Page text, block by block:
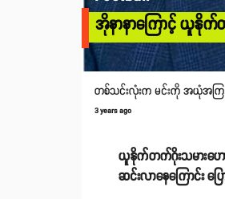
အိုနာနာကြောင့် ယူနိုက်တ
တစ်သင်းလုံးက မင်းကို အယုံအကြ
3 years ago
ယူနိုက်တက်ဂိုးသမားဟေ
ဆင်းလာနေကြောင်း